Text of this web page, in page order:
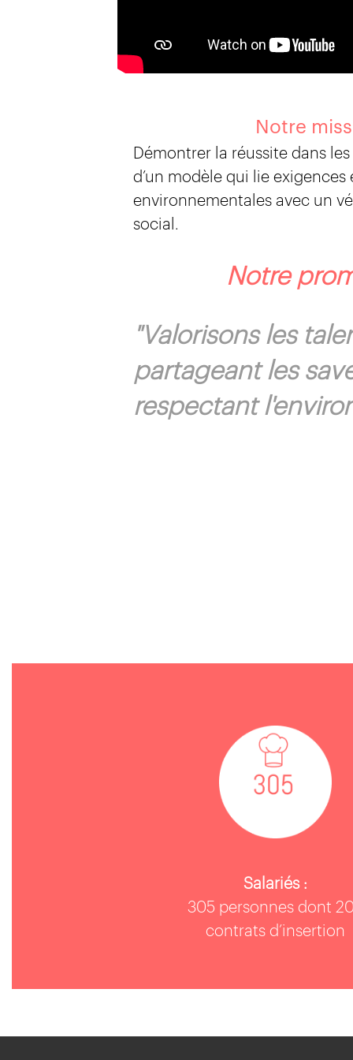
Notre
Démontrer la réussite dans
d’un modèle qui lie
environnementales avec un
social.
Notre
"Valorisons les
partageant les
respectant
Salariés :
305 personnes dont
contrats d’insertion